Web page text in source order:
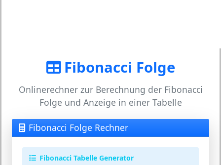
Fibonacci Folge
Onlinerechner zur Berechnung der Fibonacci
Folge und Anzeige in einer Tabelle
Fibonacci Folge Rechner
Fibonacci Tabelle Generator